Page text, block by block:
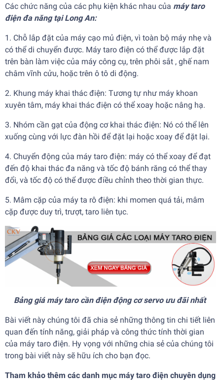
Các chức năng của các phụ kiện khác nhau của máy taro
điện đa năng tại Long An:
1. Chỗ lắp đặt của máy cạo mủ điện, vì toàn bộ máy nhẹ và
có thể di chuyển được. Máy taro điện có thể được lắp đặt
trên bàn làm việc của máy công cụ, trên phôi sắt , ghế nam
châm vĩnh cửu, hoặc trên ô tô di động.
2. Khung máy khai thác điện: Tương tự như máy khoan
xuyên tâm, máy khai thác điện có thể xoay hoặc nâng hạ.
3. Nhóm cần gạt của động cơ khai thác điện: Nó có thể lên
xuống cùng với lực đàn hồi để đặt lại hoặc xoay để đặt lại.
4. Chuyển động của máy taro điện: máy có thể xoay để đạt
đến độ khai thác đa năng và tốc độ bánh răng có thể thay
đổi, và tốc độ có thể được điều chỉnh theo thời gian thực.
5. Mâm cặp của máy ta rô điện: khi momen quá tải, mâm
cặp được duy trì, trượt, taro liên tục.
Bảng giá máy taro cần điện động cơ servo ưu đãi nhất
Bài viết này chúng tôi đã chia sẻ những thông tin chi tiết liên
quan đến tính năng, giải pháp và công thức tính thời gian
của máy taro điện. Hy vọng với những chia sẻ của chúng tôi
trong bài viết này sẽ hữu ích cho bạn đọc.
Tham khảo thêm các danh mục máy taro điện chuyên dụng